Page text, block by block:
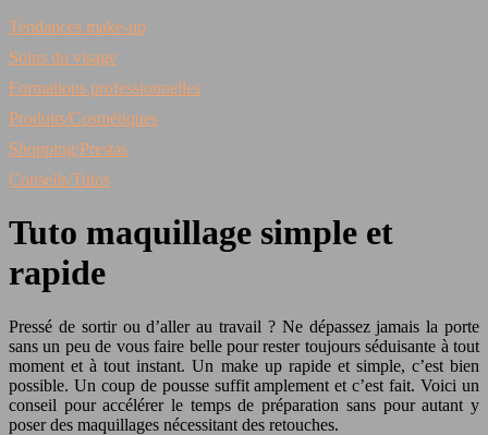
Tendances make-up
Soins du visage
Formations professionnelles
Produits/Cosmétiques
Shopping/Prestas
Conseils/Tutos
Tuto maquillage simple et
rapide
Pressé de sortir ou d’aller au travail ? Ne dépassez jamais la porte
sans un peu de vous faire belle pour rester toujours séduisante à tout
moment et à tout instant. Un make up rapide et simple, c’est bien
possible. Un coup de pousse suffit amplement et c’est fait. Voici un
conseil pour accélérer le temps de préparation sans pour autant y
poser des maquillages nécessitant des retouches.